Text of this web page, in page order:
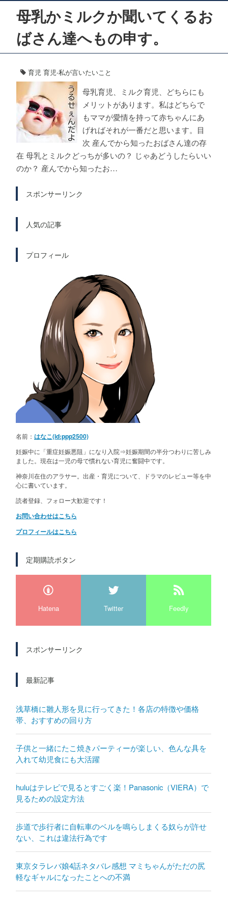
母乳かミルクか聞いてくるお
ばさん達へもの申す。
育児 育児-私が言いたいこと
母乳育児、ミルク育児、どちらにも
メリットがあります。私はどちらで
もママが愛情を持って赤ちゃんにあ
げればそれが一番だと思います。目
次 産んでから知ったおばさん達の存
在 母乳とミルクどっちが多いの？ じゃあどうしたらいい
のか？ 産んでから知ったお…
スポンサーリンク
人気の記事
プロフィール
名前： はなこ(id:ppp2500)
妊娠中に「重症妊娠悪阻」になり入院⇒妊娠期間の半分つわりに苦しみ
ました。現在は一児の母で慣れない育児に奮闘中です。
神奈川在住のアラサー。出産・育児について、ドラマのレビュー等を中
心に書いています。
読者登録、フォロー大歓迎です！
お問い合わせはこちら
プロフィールはこちら
定期購読ボタン
Hatena Twitter Feedly
スポンサーリンク
最新記事
浅草橋に雛人形を見に行ってきた！各店の特徴や価格
帯、おすすめの回り方
子供と一緒にたこ焼きパーティーが楽しい、色んな具を
入れて幼児食にも大活躍
huluはテレビで見るとすごく楽！Panasonic（VIERA）で
見るための設定方法
歩道で歩行者に自転車のベルを鳴らしまくる奴らが許せ
ない、これは違法行為です
東京タラレバ娘4話ネタバレ感想 マミちゃんがただの尻
軽なギャルになったことへの不満